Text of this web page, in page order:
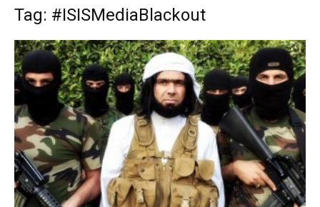
Tag: #ISISMediaBlackout